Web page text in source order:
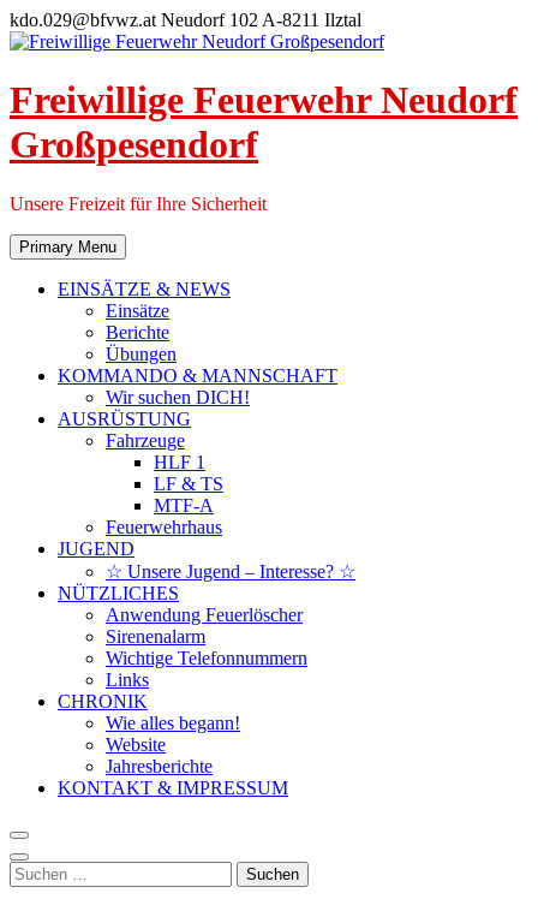
Skip
to
kdo.029@bfvwz.at Neudorf 102 A-8211 Ilztal
Freiwillige Feuerwehr Neudorf
Großpesendorf
Unsere Freizeit für Ihre Sicherheit
Primary Menu
EINSÄTZE & NEWS
Einsätze
Berichte
Übungen
KOMMANDO & MANNSCHAFT
Wir suchen DICH!
AUSRÜSTUNG
Fahrzeuge
HLF 1
LF & TS
MTF-A
Feuerwehrhaus
JUGEND
☆ Unsere Jugend – Interesse? ☆
NÜTZLICHES
Anwendung Feuerlöscher
Sirenenalarm
Wichtige Telefonnummern
Links
CHRONIK
Wie alles begann!
Website
Jahresberichte
KONTAKT & IMPRESSUM
Suchen
nach: